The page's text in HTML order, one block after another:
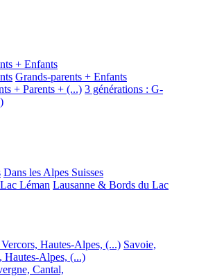
+ Enfants
Grands-parents + Enfants
+ Parents + (...) 3 générations : G-
Dans les Alpes Suisses
Léman Lausanne & Bords du Lac
Hautes-Alpes, (...) Savoie,
Hautes-Alpes, (...)
Cantal,